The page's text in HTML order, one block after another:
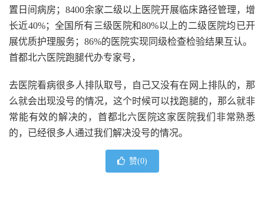
置日间病房；8400余家二级以上医院开展临床路径管理，增
长近40%；全国所有三级医院和80%以上的二级医院均已开
展优质护理服务；86%的医院实现同级检查检验结果互认。
首都北六医院跑腿代办专家号，
去医院看病很多人排队取号，自己又没有在网上排队的，那
么就会出现没号的情况，这个时候可以找跑腿的，那么就非
常能有效的解决的，首都北六医院这家医院我们非常熟悉
的，已经很多人通过我们解决没号的情况。
赞(0)